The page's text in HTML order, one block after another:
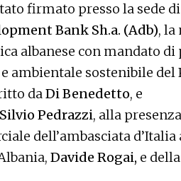
firmato presso la sede
Bank Sh.a. (Adb), la
albanese con mandato di
ambientale sostenibile del
daDi Benedetto, e
Silvio Pedrazzi, alla
dell’ambasciata d’Italia
Davide Rogai, e